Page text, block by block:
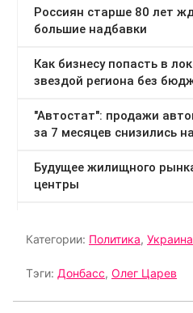
Категории: Политика, Украина
Тэги: Донбасс, Олег Царев